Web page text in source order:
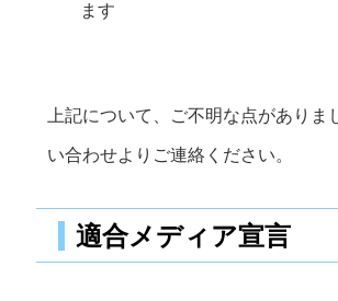
ます
上記について、ご不明な点がありま
い合わせよりご連絡ください。
適合メディア宣言